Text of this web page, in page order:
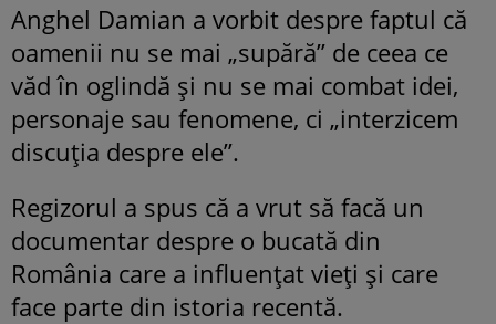
Anghel Damian a vorbit despre faptul că
oamenii nu se mai „supără” de ceea ce
văd în oglindă și nu se mai combat idei,
personaje sau fenomene, ci „interzicem
discuția despre ele”.
Regizorul a spus că a vrut să facă un
documentar despre o bucată din
România care a influențat vieți și care
face parte din istoria recentă.